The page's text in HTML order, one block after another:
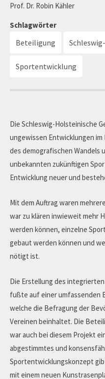
Prof. Dr. Robin Kähler
Schlagwörter
Beteiligung
Sportentwicklung
Die Schleswig-Holsteinische
ungewissen Entwicklungen
des demografischen Wandels
unbekannten zukünftigen
Entwicklung neuer und
Mit dem Auftrag waren
war zu klären inwieweit mehr
werden können, einzelne
gebaut werden können und
nötigt ist.
Die Erstellung des
fußte auf einer umfassenden
welche die Befragung der
Vereinen beinhaltet. Die
war auch bei diesem Projekt
abgestimmtes und
Sportentwicklungskonzept
mit einem neuen